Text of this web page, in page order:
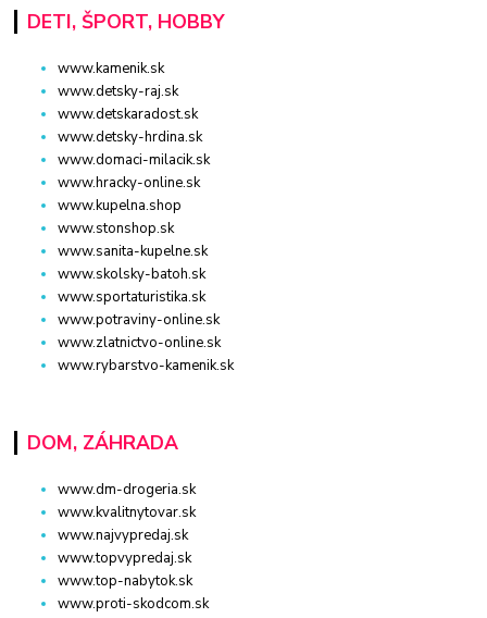
DETI, ŠPORT, HOBBY
www.kamenik.sk
www.detsky-raj.sk
www.detskaradost.sk
www.detsky-hrdina.sk
www.domaci-milacik.sk
www.hracky-online.sk
www.kupelna.shop
www.stonshop.sk
www.sanita-kupelne.sk
www.skolsky-batoh.sk
www.sportaturistika.sk
www.potraviny-online.sk
www.zlatnictvo-online.sk
www.rybarstvo-kamenik.sk
DOM, ZÁHRADA
www.dm-drogeria.sk
www.kvalitnytovar.sk
www.najvypredaj.sk
www.topvypredaj.sk
www.top-nabytok.sk
www.proti-skodcom.sk